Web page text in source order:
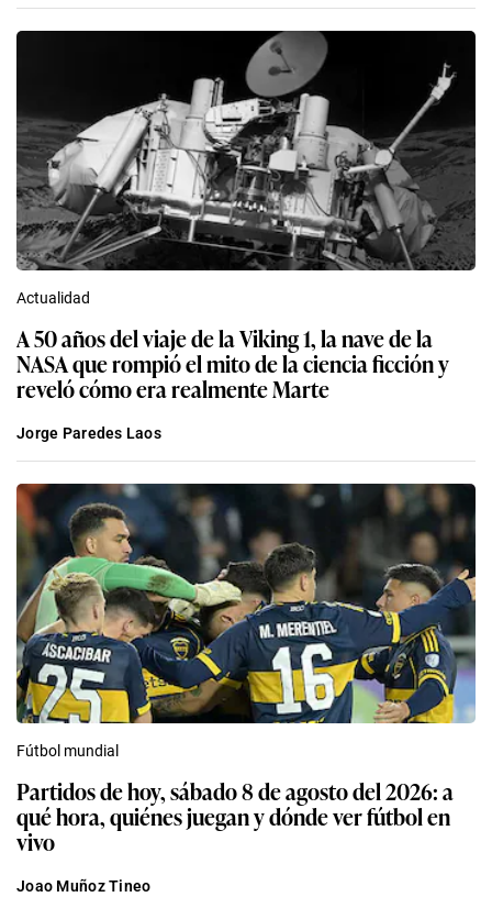
Actualidad
A 50 años del viaje de la Viking 1, la nave de la
NASA que rompió el mito de la ciencia ficción y
reveló cómo era realmente Marte
Jorge Paredes Laos
Fútbol mundial
Partidos de hoy, sábado 8 de agosto del 2026: a
qué hora, quiénes juegan y dónde ver fútbol en
vivo
Joao Muñoz Tineo